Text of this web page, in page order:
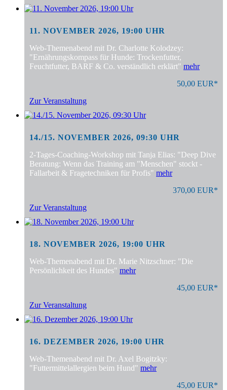
11. NOVEMBER 2026, 19:00 UHR
Web-Themenabend mit Dr. Charlotte Kolodzey:
"Ernährungskompass für Hunde: Trockenfutter,
Feuchtfutter, BARF & Co. verständlich erklärt" mehr
50,00 EUR*
Zur Veranstaltung
14./15. NOVEMBER 2026, 09:30 UHR
2-Tages-Coaching-Workshop mit Tanja Elias: "Deep Dive
Beratung: Wenn das Training am "Menschen" stockt -
Fallarbeit & Fragetechniken für Profis" mehr
370,00 EUR*
Zur Veranstaltung
18. NOVEMBER 2026, 19:00 UHR
Web-Themenabend mit Dr. Marie Nitzschner: "Die
Persönlichkeit des Hundes" mehr
45,00 EUR*
Zur Veranstaltung
16. DEZEMBER 2026, 19:00 UHR
Web-Themenabend mit Dr. Axel Bogitzky:
"Futtermittelallergien beim Hund" mehr
45,00 EUR*